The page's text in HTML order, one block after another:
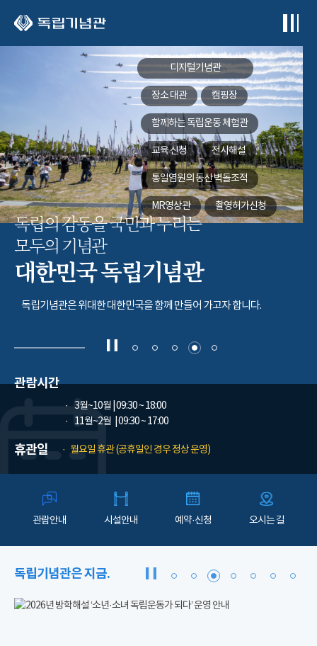
디지털기념관
장소 대관 캠핑장
함께하는독립운동 체험관
교육 신청 전시해설
통일염원의 동산벽돌조적
MR영상관 촬영허가신청
독립의 감동을 국민과 누리는
모두의 기념관
대한민국 독립기념관
독립기념관은 위대한 대한민국을 함께 만들어 가고자 합니다.
관람시간
3월~10월 | 09:30 ~ 18:00
11월~2월
| 09:30 ~ 17:00
휴관일 월요일 휴관 (공휴일인 경우 정상 운영)
관람안내 시설안내 예약·신청 오시는 길
독립기념관은 지금.